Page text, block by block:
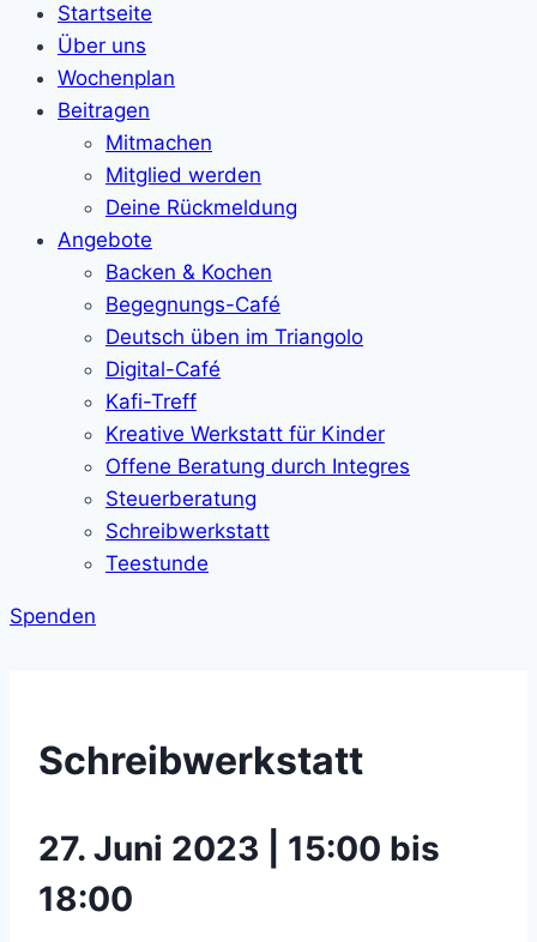
Startseite
Über uns
Wochenplan
Beitragen
Mitmachen
Mitglied werden
Deine Rückmeldung
Angebote
Backen & Kochen
Begegnungs-Café
Deutsch üben im Triangolo
Digital-Café
Kafi-Treff
Kreative Werkstatt für Kinder
Offene Beratung durch Integres
Steuerberatung
Schreibwerkstatt
Teestunde
Spenden
Schreibwerkstatt
27. Juni 2023 | 15:00 bis
18:00